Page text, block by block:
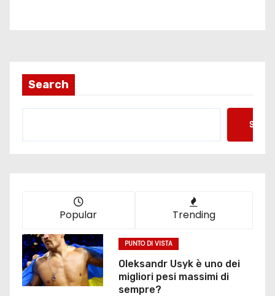
Search
Popular Trending
PUNTO DI VISTA
Oleksandr Usyk è uno dei
migliori pesi massimi di
sempre?